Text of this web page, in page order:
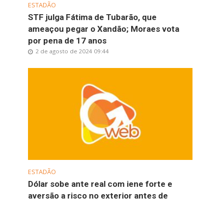
ESTADÃO
STF julga Fátima de Tubarão, que
ameaçou pegar o Xandão; Moraes vota
por pena de 17 anos
2 de agosto de 2024 09:44
ESTADÃO
Dólar sobe ante real com iene forte e
aversão a risco no exterior antes de